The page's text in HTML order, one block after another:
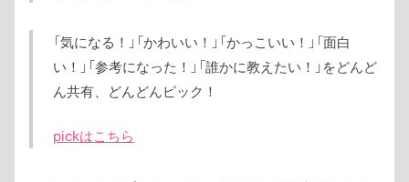
「気になる！」「かわいい！」「かっこいい！」「面白
い！」「参考になった！」「誰かに教えたい！」をどんど
ん共有、どんどんピック！
pickはこちら